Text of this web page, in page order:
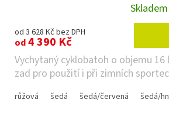
od 3 628 Kč bez DPH
od4 390 Kč
Vychytaný cyklobatoh o objemu
zad pro použití i při zimních
růžová šedá šedá/červená šedá/